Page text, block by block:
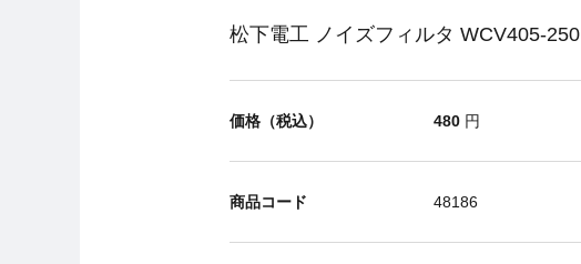
松下電工 ノイズフィルタ WCV405-250
価格（税込） 480 円
商品コード 48186